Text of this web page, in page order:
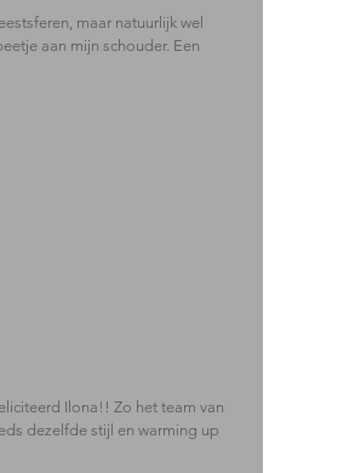
maar natuurlijk wel
aan mijn schouder. Een
Ilona!! Zo het team van
dezelfde stijl en warming up